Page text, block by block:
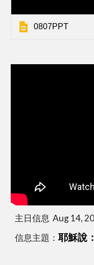
0807PPT
主日信息  Aug 14,
信息主題：耶穌說